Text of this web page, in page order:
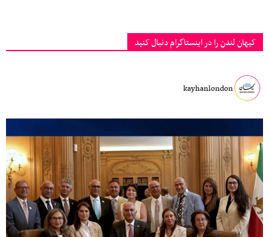
کیهان لندن را در اینستاگرام دنبال کنید
kayhanlondon